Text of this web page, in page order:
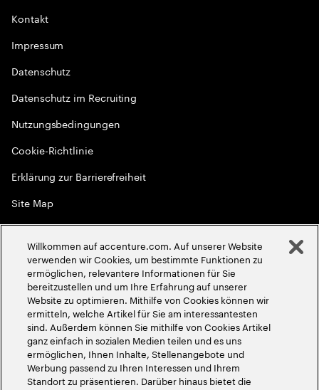
Kontakt
Impressum
Datenschutz
Datenschutz im Recruiting
Nutzungsbedingungen
Cookie-Richtlinie
Erklärung zur Barrierefreiheit
Site Map
Globale Meritokratie
2026Accenture. Alle Rechte vorbehalten
Willkommen auf accenture.com. Auf unserer Website
verwenden wir Cookies, um bestimmte Funktionen zu
ermöglichen, relevantere Informationen für Sie
bereitzustellen und um Ihre Erfahrung auf unserer
Website zu optimieren. Mithilfe von Cookies können wir
ermitteln, welche Artikel für Sie am interessantesten
sind. Außerdem können Sie mithilfe von Cookies Artikel
ganz einfach in sozialen Medien teilen und es uns
ermöglichen, Ihnen Inhalte, Stellenangebote und
Werbung passend zu Ihren Interessen und Ihrem
Standort zu präsentieren. Darüber hinaus bietet die